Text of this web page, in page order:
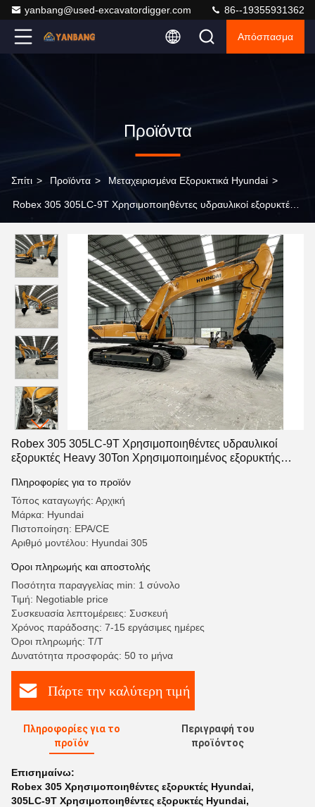
yanbang@used-excavatordigger.com 86--19355931362
Απόσπασμα
Προϊόντα
Σπίτι > Προϊόντα > Μεταχειρισμένα Εξορυκτικά Hyundai >
Robex 305 305LC-9T Χρησιμοποιηθέντες υδραυλικοί εξορυκτές
Robex 305 305LC-9T Χρησιμοποιηθέντες υδραυλικοί
εξορυκτές Heavy 30Ton Χρησιμοποιημένος εξορυκτής
Πληροφορίες για το προϊόν
Τόπος καταγωγής: Αρχική
Μάρκα: Hyundai
Πιστοποίηση: EPA/CE
Αριθμό μοντέλου: Hyundai 305
Όροι πληρωμής και αποστολής
Ποσότητα παραγγελίας min: 1 σύνολο
Τιμή: Negotiable price
Συσκευασία λεπτομέρειες: Συσκευή
Χρόνος παράδοσης: 7-15 εργάσιμες ημέρες
Όροι πληρωμής: Τ/Τ
Δυνατότητα προσφοράς: 50 το μήνα
Πάρτε την καλύτερη τιμή
Πληροφορίες για το
προϊόν
Περιγραφή του
προϊόντος
Επισημαίνω:
Robex 305 Χρησιμοποιηθέντες εξορυκτές Hyundai,
305LC-9T Χρησιμοποιηθέντες εξορυκτές Hyundai,